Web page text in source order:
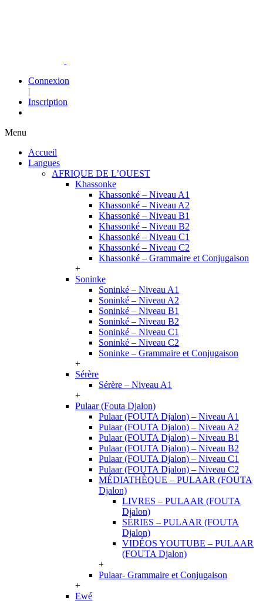
Connexion
|
Inscription
Menu
Accueil
Langues
AFRIQUE DE L’OUEST
Khassonke
Khassonké – Niveau A1
Khassonké – Niveau A2
Khassonké – Niveau B1
Khassonké – Niveau B2
Khassonké – Niveau C1
Khassonké – Niveau C2
Khassonké – Grammaire et Conjugaison
+
Soninke
Soninké – Niveau A1
Soninké – Niveau A2
Soninké – Niveau B1
Soninké – Niveau B2
Soninké – Niveau C1
Soninké – Niveau C2
Soninke – Grammaire et Conjugaison
+
Sérère
Sérère – Niveau A1
+
Pulaar (Fouta Djalon)
Pulaar (FOUTA Djalon) – Niveau A1
Pulaar (FOUTA Djalon) – Niveau A2
Pulaar (FOUTA Djalon) – Niveau B1
Pulaar (FOUTA Djalon) – Niveau B2
Pulaar (FOUTA Djalon) – Niveau C1
Pulaar (FOUTA Djalon) – Niveau C2
MÉDIATHÈQUE – PULAAR (FOUTA
Djalon)
LIVRES – PULAAR (FOUTA
Djalon)
SÉRIES – PULAAR (FOUTA
Djalon)
VIDÉOS YOUTUBE – PULAAR
(FOUTA Djalon)
+
Pulaar- Grammaire et Conjugaison
+
Ewé